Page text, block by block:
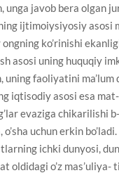
javob bera olgan
ijtimoiysiyosiy asosi
ko’rinishi
asosi uning huquqiy
faoliyatini ma’lum
iqtisodiy asosi esa
evaziga chikarilishi b-
uchun erkin
ichki dunyosi,
oldidagi o’z mas’uliya-